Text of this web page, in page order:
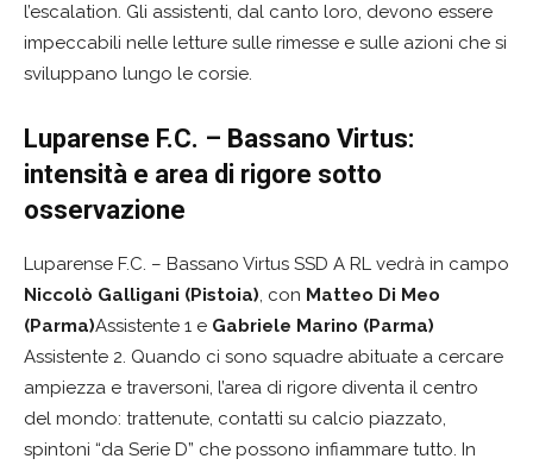
l’escalation. Gli assistenti, dal canto loro, devono essere
impeccabili nelle letture sulle rimesse e sulle azioni che si
sviluppano lungo le corsie.
Luparense F.C. – Bassano Virtus:
intensità e area di rigore sotto
osservazione
Luparense F.C. – Bassano Virtus SSD A RL vedrà in campo
Niccolò Galligani (Pistoia), con Matteo Di Meo
(Parma)Assistente 1 e Gabriele Marino (Parma)
Assistente 2. Quando ci sono squadre abituate a cercare
ampiezza e traversoni, l’area di rigore diventa il centro
del mondo: trattenute, contatti su calcio piazzato,
spintoni “da Serie D” che possono infiammare tutto. In